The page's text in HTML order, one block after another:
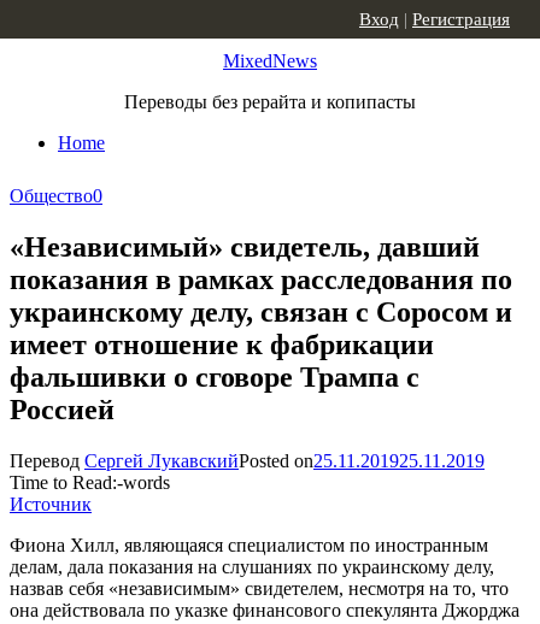
MixedNews
Переводы без рерайта и копипасты
Home
Вход | Регистрация
Общество0
«Независимый» свидетель, давший
показания в рамках расследования по
украинскому делу, связан с Соросом и
имеет отношение к фабрикации
фальшивки о сговоре Трампа с
Россией
Перевод Сергей ЛукавскийPosted on25.11.201925.11.2019
Time to Read:-words
Источник
Фиона Хилл, являющаяся специалистом по иностранным
делам, дала показания на слушаниях по украинскому делу,
назвав себя «независимым» свидетелем, несмотря на то, что
она действовала по указке финансового спекулянта Джорджа